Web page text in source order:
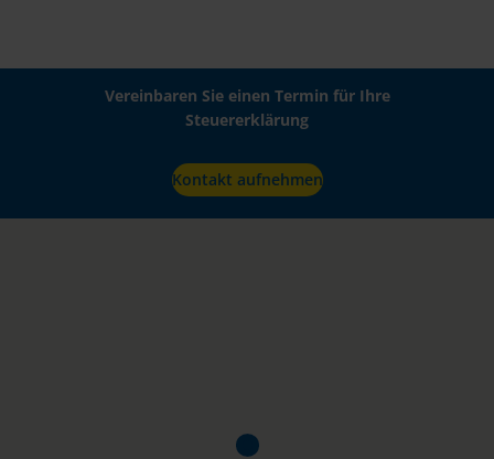
Vereinbaren Sie einen Termin für Ihre
Steuererklärung
Kontakt aufnehmen